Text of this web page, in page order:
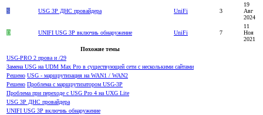
S USG 3P ДНС провайдера UniFi 3
19
Авг
2024
D UNIFI USG 3P включиь обнаружение UniFi 7
11
Ноя
2021
Похожие темы
USG-PRO 2 прова и /29
Замена USG на UDM Max Pro в существующей сети с несколькими сайтами
Решено USG - маршрутизация на WAN1 / WAN2
Решено Проблема с маршрутизатором USG-3P
Проблема при переходе с USG Pro 4 на UXG Lite
USG 3P ДНС провайдера
UNIFI USG 3P включиь обнаружение